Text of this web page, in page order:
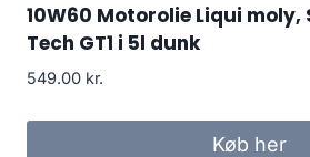
10W60 Motorolie Liqui moly,
Tech GT1 i 5l dunk
549.00 kr.
Køb her